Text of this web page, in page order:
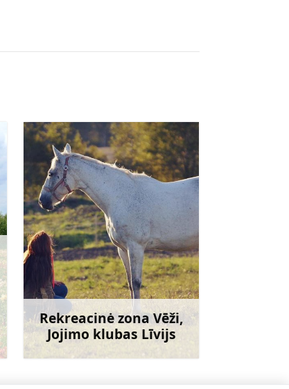
Rekreacinė zona Vēži,
Jojimo klubas Līvijs
Sužinoti daugiau